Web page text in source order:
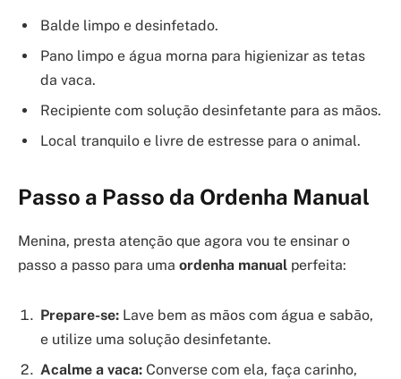
Balde limpo e desinfetado.
Pano limpo e água morna para higienizar as tetas
da vaca.
Recipiente com solução desinfetante para as mãos.
Local tranquilo e livre de estresse para o animal.
Passo a Passo da Ordenha Manual
Menina, presta atenção que agora vou te ensinar o
passo a passo para uma ordenha manual perfeita:
Prepare-se: Lave bem as mãos com água e sabão,
e utilize uma solução desinfetante.
Acalme a vaca: Converse com ela, faça carinho,